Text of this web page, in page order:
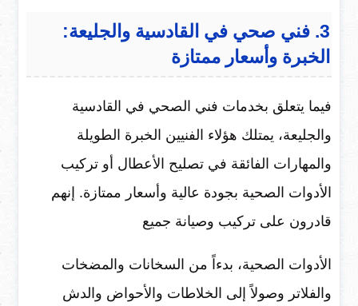
3. فني صحي في القادسية والجليعة:
الخبرة وأسعار ممتازة
فيما يتعلق بخدمات فني الصحي في القادسية
والجليعة، يمتلك هؤلاء الفنيين الخبرة الطويلة
والمهارات الفائقة في تصليح الأعطال أو تركيب
الأدوات الصحية بجودة عالية وأسعار ممتازة. إنهم
قادرون على تركيب وصيانة جميع
الأدوات الصحية، بدءاً من السخانات والمضخات
والفلاتر وصولاً إلى الخلاطات والأحواض والدش